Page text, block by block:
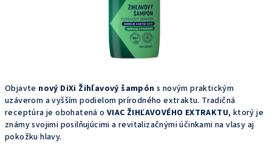
Objavte nový DiXi Žihľavový šampón s novým praktickým
uzáverom a vyšším podielom prírodného extraktu. Tradičná
receptúra je obohatená o VIAC ŽIHĽAVOVÉHO EXTRAKTU, ktorý je
známy svojimi posilňujúcimi a revitalizačnými účinkami na vlasy aj
pokožku hlavy.